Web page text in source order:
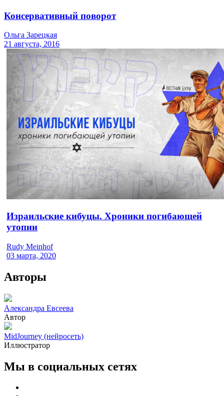
Консервативный поворот
Ольга Зарецкая
21 августа, 2016
Израильские кибуцы. Хроники погибающей
утопии
Rudy Meinhof
03 марта, 2020
Авторы
Александра Евсеева
Автор
MidJourney (нейросеть)
Иллюстратор
Мы в социальных сетях